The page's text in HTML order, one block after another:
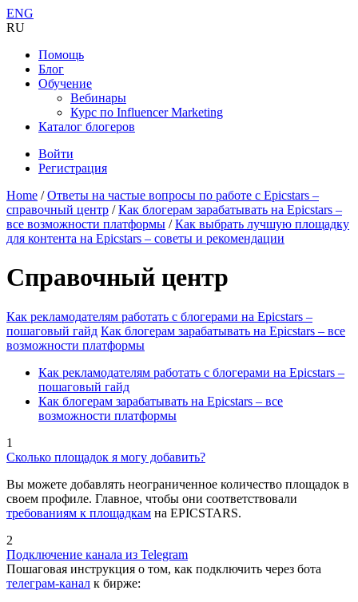
ENG
RU
Помощь
Блог
Обучение
Вебинары
Курс по Influencer Marketing
Каталог блогеров
Войти
Регистрация
Home /Ответы на частые вопросы по работе с Epicstars –
справочный центр /Как блогерам зарабатывать на Epicstars –
все возможности платформы /Как выбрать лучшую площадку
для контента на Epicstars – советы и рекомендации
Справочный центр
Как рекламодателям работать с блогерами на Epicstars –
пошаговый гайд Как блогерам зарабатывать на Epicstars – все
возможности платформы
Как рекламодателям работать с блогерами на Epicstars –
пошаговый гайд
Как блогерам зарабатывать на Epicstars – все
возможности платформы
1
Сколько площадок я могу добавить?
Вы можете добавлять неограниченное количество площадок в
своем профиле. Главное, чтобы они соответствовали
требованиям к площадкам на EPICSTARS.
2
Подключение канала из Telegram
Пошаговая инструкция о том, как подключить через бота
телеграм-канал к бирже: